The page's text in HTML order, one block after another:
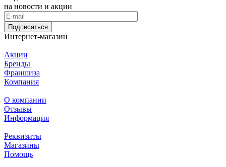
на новости и акции
Подписаться
Интернет-магазин
Акции
Бренды
Франшиза
Компания
О компании
Отзывы
Информация
Реквизиты
Магазины
Помощь